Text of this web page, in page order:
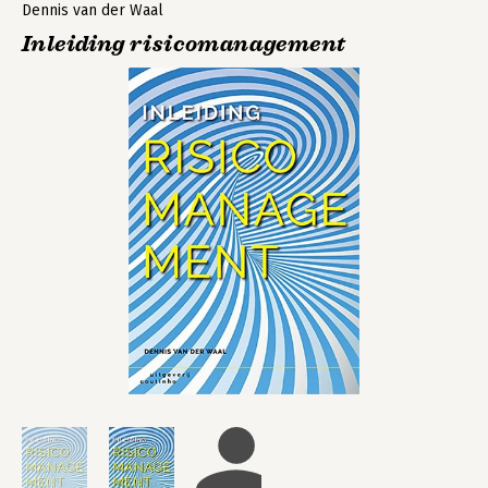
Dennis van der Waal
Inleiding risicomanagement